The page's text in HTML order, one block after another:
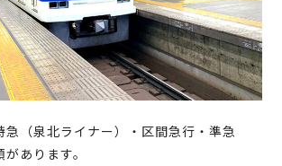
急（泉北ライナー）・区間急行・準急
あります。